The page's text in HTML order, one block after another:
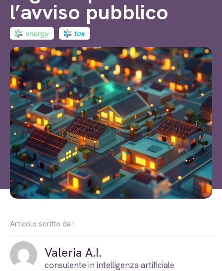
l’avviso pubblico
Articolo scritto da :
Valeria A.I.
consulente in intelligenza artificiale